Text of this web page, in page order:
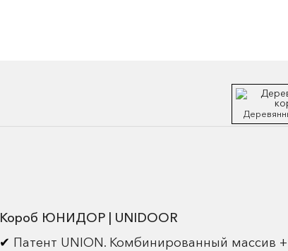
Короб ЮНИДОР | UNIDOOR
Патент UNION. Комбинированный массив +